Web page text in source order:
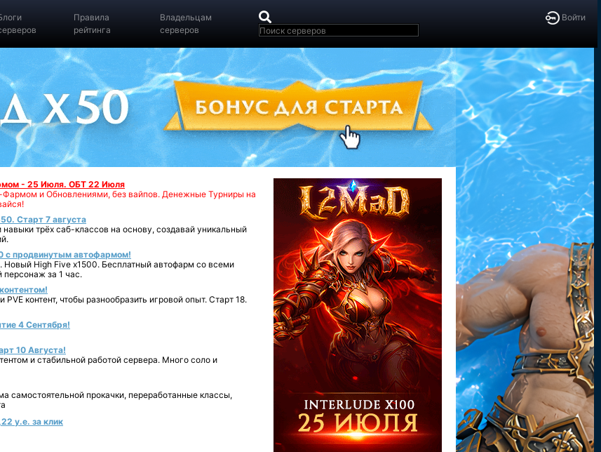
Войти
Правила
рейтинга
Владельцам
серверов
- 25 Июля. ОБТ 22 Июля
Фармом и Обновлениями, без вайпов. Денежные Турниры на
Старт 7 августа
трёх саб-классов на основу, создавай уникальный
с продвинутым автофармом!
High Five x1500. Бесплатный автофарм со всеми
за 1 час.
контент, чтобы разнообразить игровой опыт. Старт 18.
4 Сентября!
10 Августа!
и стабильной работой сервера. Много соло и
самостоятельной прокачки, переработанные классы,
у.е. за клик